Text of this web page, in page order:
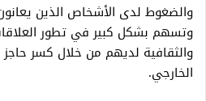
والضغوط لدى الأشخاص الذين
وتسهم بشكل كبير في تطور
والثقافية لديهم من خلال كسر حاجز
الخارجي.